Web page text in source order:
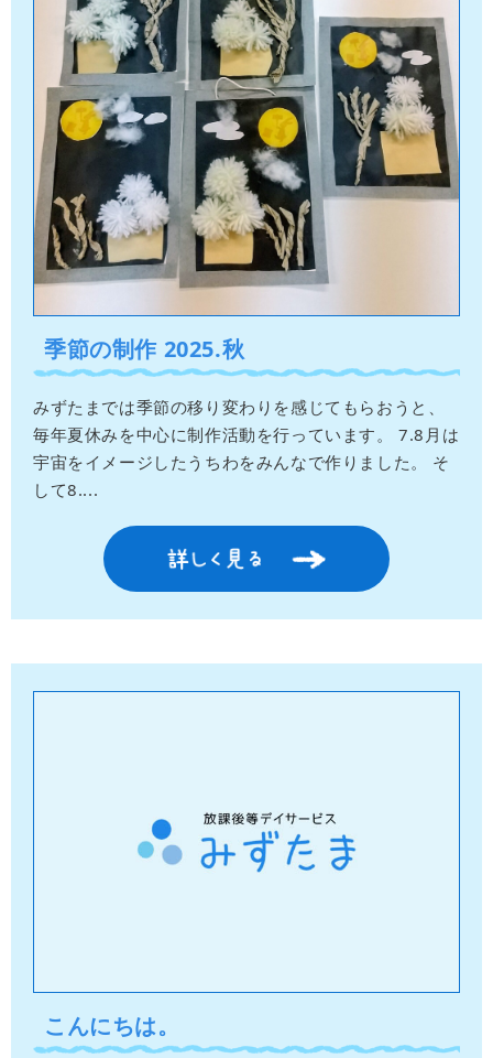
季節の制作 2025.秋
みずたまでは季節の移り変わりを感じてもらおうと、
毎年夏休みを中心に制作活動を行っています。 7.8月は
宇宙をイメージしたうちわをみんなで作りました。 そ
して8....
こんにちは。